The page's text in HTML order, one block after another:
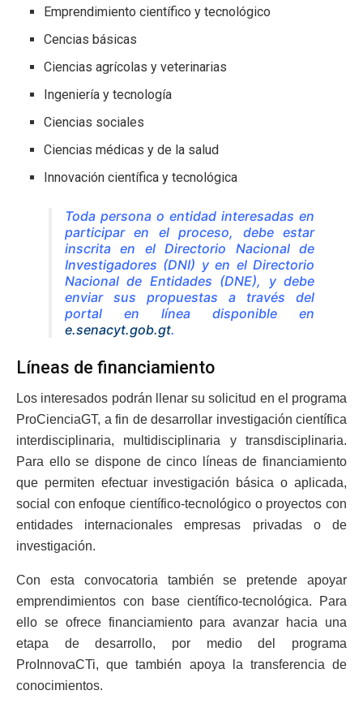
Emprendimiento científico y tecnológico
Cencias básicas
Ciencias agrícolas y veterinarias
Ingeniería y tecnología
Ciencias sociales
Ciencias médicas y de la salud
Innovación científica y tecnológica
Toda persona o entidad interesadas en
participar en el proceso, debe estar
inscrita en el Directorio Nacional de
Investigadores (DNI) y en el Directorio
Nacional de Entidades (DNE), y debe
enviar sus propuestas a través del
portal en línea disponible en
e.senacyt.gob.gt.
Líneas de financiamiento
Los interesados podrán llenar su solicitud en el programa
ProCienciaGT, a fin de desarrollar investigación científica
interdisciplinaria, multidisciplinaria y transdisciplinaria.
Para ello se dispone de cinco líneas de financiamiento
que permiten efectuar investigación básica o aplicada,
social con enfoque científico-tecnológico o proyectos con
entidades internacionales empresas privadas o de
investigación.
Con esta convocatoria también se pretende apoyar
emprendimientos con base científico-tecnológica. Para
ello se ofrece financiamiento para avanzar hacia una
etapa de desarrollo, por medio del programa
ProInnovaCTi, que también apoya la transferencia de
conocimientos.